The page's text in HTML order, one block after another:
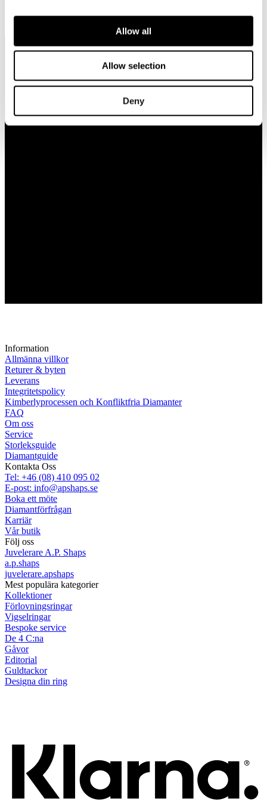
Allow all
Allow selection
Deny
Information
Allmänna villkor
Returer & byten
Leverans
Integritetspolicy
Kimberlyprocessen och Konfliktfria Diamanter
FAQ
Om oss
Service
Storleksguide
Diamantguide
Kontakta Oss
Tel: +46 (08) 410 095 02
E-post: info@apshaps.se
Boka ett möte
Diamantförfrågan
Karriär
Vår butik
Följ oss
Juvelerare A.P. Shaps
a.p.shaps
juvelerare.apshaps
Mest populära kategorier
Kollektioner
Förlovningsringar
Vigselringar
Bespoke service
De 4 C:na
Gåvor
Editorial
Guldtackor
Designa din ring